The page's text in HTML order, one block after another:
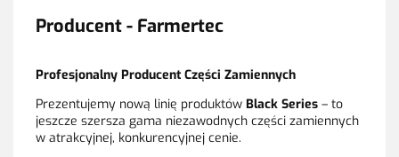
Producent - Farmertec
Profesjonalny Producent Części Zamiennych
Prezentujemy nową linię produktów Black Series – to
jeszcze szersza gama niezawodnych części zamiennych
w atrakcyjnej, konkurencyjnej cenie.